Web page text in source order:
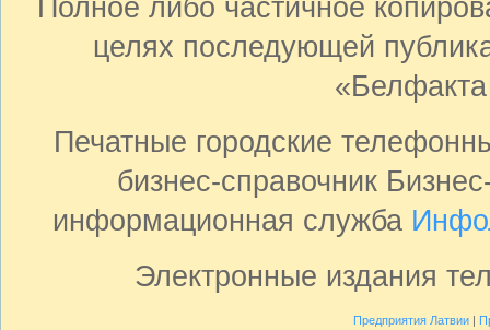
Полное либо частичное
целях последующей
Печатные городские
бизнес-справочник
информационная служба
Электронные издания
Предприятия Латвии|